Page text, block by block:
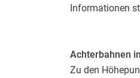
Informationen
Achterbahnen
Zu den